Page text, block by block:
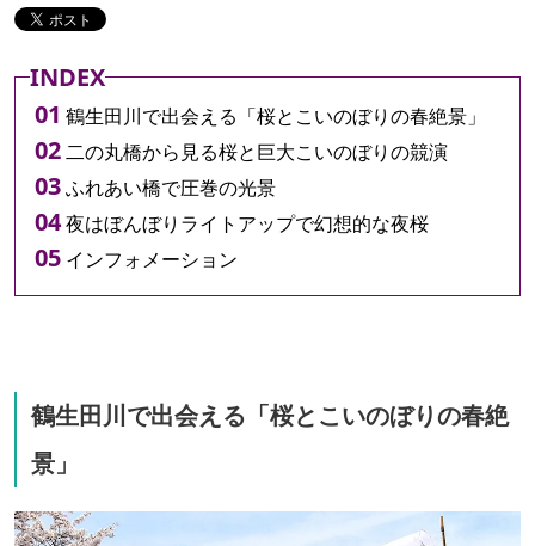
INDEX
鶴生田川で出会える「桜とこいのぼりの春絶景」
二の丸橋から見る桜と巨大こいのぼりの競演
ふれあい橋で圧巻の光景
夜はぼんぼりライトアップで幻想的な夜桜
インフォメーション
鶴生田川で出会える「桜とこいのぼりの春絶
景」